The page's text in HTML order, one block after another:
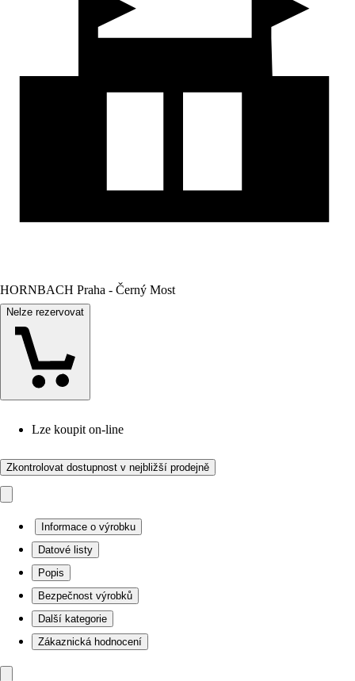
HORNBACH Praha - Černý Most
Nelze rezervovat
Lze koupit on-line
Zkontrolovat dostupnost v nejbližší prodejně
Informace o výrobku
Datové listy
Popis
Bezpečnost výrobků
Další kategorie
Zákaznická hodnocení